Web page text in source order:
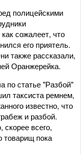
полицейскими
сожалеет, что
его приятель.
также рассказали,
Оранжерейка.
по статье "Разбой"
таксиста ремнем,
известно, что
и разбой.
всего,
товарищ пока